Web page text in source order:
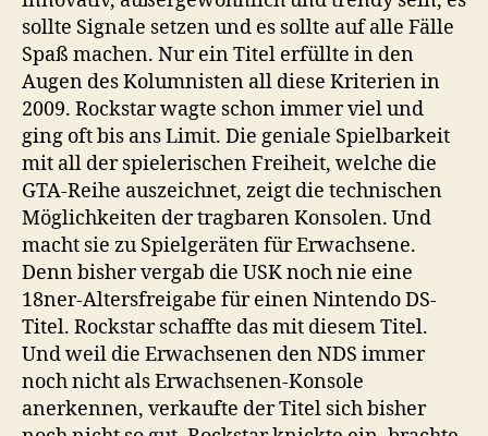
sollte Signale setzen und es sollte auf alle Fälle
Spaß machen. Nur ein Titel erfüllte in den
Augen des Kolumnisten all diese Kriterien in
2009. Rockstar wagte schon immer viel und
ging oft bis ans Limit. Die geniale Spielbarkeit
mit all der spielerischen Freiheit, welche die
GTA-Reihe auszeichnet, zeigt die technischen
Möglichkeiten der tragbaren Konsolen. Und
macht sie zu Spielgeräten für Erwachsene.
Denn bisher vergab die USK noch nie eine
18ner-Altersfreigabe für einen Nintendo DS-
Titel. Rockstar schaffte das mit diesem Titel.
Und weil die Erwachsenen den NDS immer
noch nicht als Erwachsenen-Konsole
anerkennen, verkaufte der Titel sich bisher